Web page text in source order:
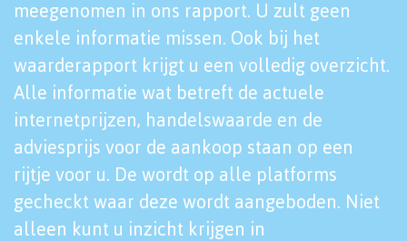
meegenomen in ons rapport. U zult geen
enkele informatie missen. Ook bij het
waarderapport krijgt u een volledig overzicht.
Alle informatie wat betreft de actuele
internetprijzen, handelswaarde en de
adviesprijs voor de aankoop staan op een
rijtje voor u. De wordt op alle platforms
gecheckt waar deze wordt aangeboden. Niet
alleen kunt u inzicht krijgen in